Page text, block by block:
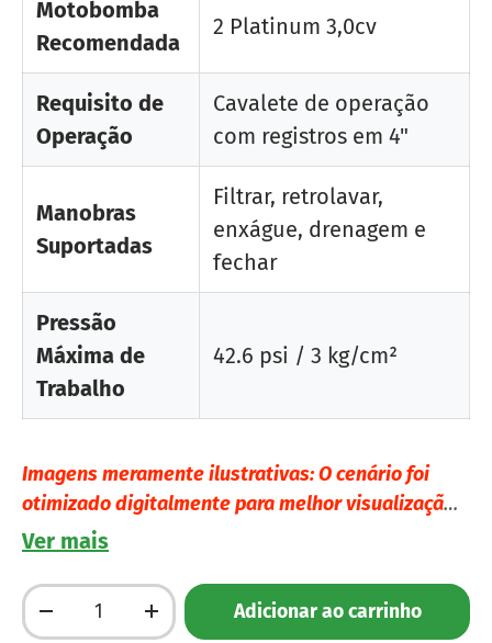
Motobomba
Recomendada
2 Platinum 3,0cv
Requisito de
Operação
Cavalete de operação
com registros em 4"
Manobras
Suportadas
Filtrar, retrolavar,
enxágue, drenagem e
fechar
Pressão
Máxima de
Trabalho
42.6 psi / 3 kg/cm²
Imagens meramente ilustrativas: O cenário foi
otimizado digitalmente para melhor visualização,
mantendo as características, proporções e
Ver mais
Qtd.
Diminuir quantidadeAumente a quantidade
Adicionar ao carrinho